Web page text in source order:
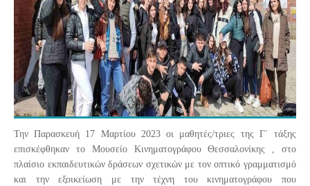
Την Παρασκευή 17 Μαρτίου 2023 οι μαθητές/τριες της Γ΄ τάξης
επισκέφθηκαν το Μουσείο Κινηματογράφου Θεσσαλονίκης , στο
πλαίσιο εκπαιδευτικών δράσεων σχετικών με τον οπτικό γραμματισμό
και την εξοικείωση με την τέχνη του κινηματογράφου που